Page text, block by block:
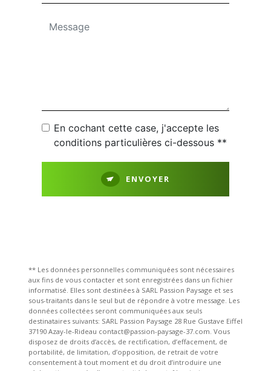
En cochant cette case, j'accepte les
conditions particulières ci-dessous **
ENVOYER
** Les données personnelles communiquées sont nécessaires
aux fins de vous contacter et sont enregistrées dans un fichier
informatisé. Elles sont destinées à SARL Passion Paysage et ses
sous-traitants dans le seul but de répondre à votre message. Les
données collectées seront communiquées aux seuls
destinataires suivants: SARL Passion Paysage 28 Rue Gustave Eiffel
37190 Azay-le-Rideau contact@passion-paysage-37.com. Vous
disposez de droits d’accès, de rectification, d’effacement, de
portabilité, de limitation, d’opposition, de retrait de votre
consentement à tout moment et du droit d’introduire une